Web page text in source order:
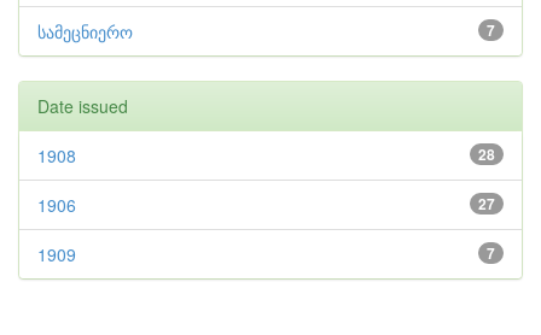
7
სამეცნიერო
Date issued
28
1908
27
1906
7
1909